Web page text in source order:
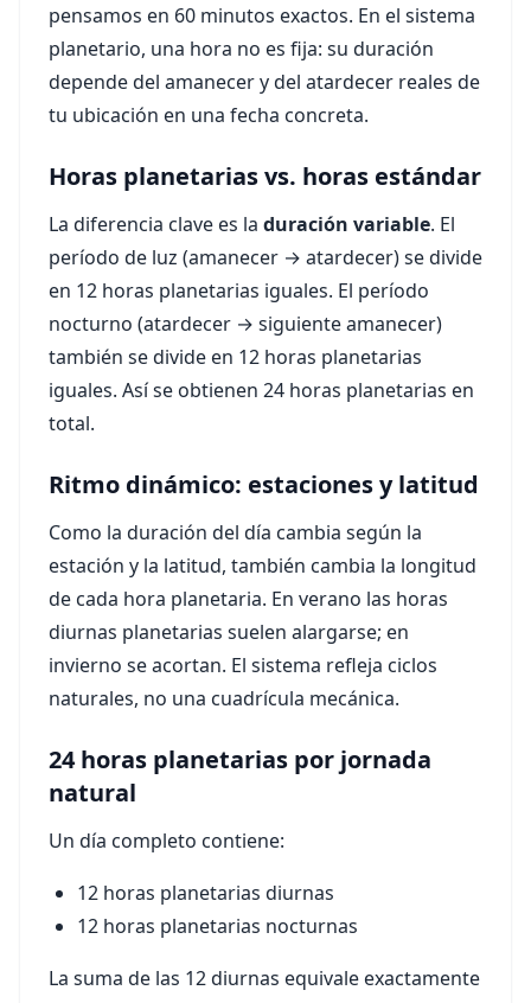
pensamos en 60 minutos exactos. En el sistema
planetario, una hora no es fija: su duración
depende del amanecer y del atardecer reales de
tu ubicación en una fecha concreta.
Horas planetarias vs. horas estándar
La diferencia clave es la duración variable. El
período de luz (amanecer → atardecer) se divide
en 12 horas planetarias iguales. El período
nocturno (atardecer → siguiente amanecer)
también se divide en 12 horas planetarias
iguales. Así se obtienen 24 horas planetarias en
total.
Ritmo dinámico: estaciones y latitud
Como la duración del día cambia según la
estación y la latitud, también cambia la longitud
de cada hora planetaria. En verano las horas
diurnas planetarias suelen alargarse; en
invierno se acortan. El sistema refleja ciclos
naturales, no una cuadrícula mecánica.
24 horas planetarias por jornada
natural
Un día completo contiene:
12 horas planetarias diurnas
12 horas planetarias nocturnas
La suma de las 12 diurnas equivale exactamente